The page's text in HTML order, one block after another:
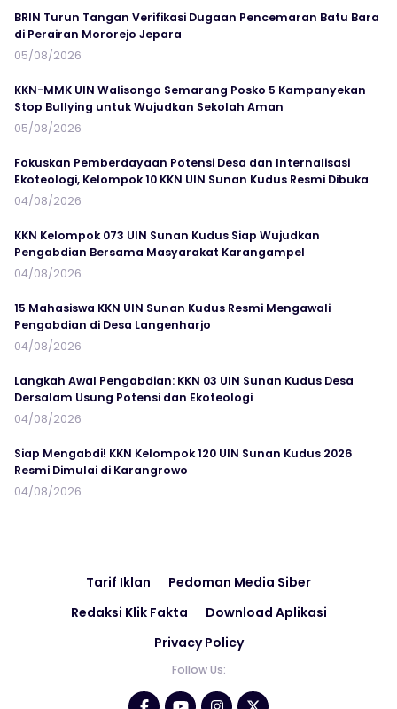
BRIN Turun Tangan Verifikasi Dugaan Pencemaran Batu Bara
di Perairan Mororejo Jepara
05/08/2026
KKN-MMK UIN Walisongo Semarang Posko 5 Kampanyekan
Stop Bullying untuk Wujudkan Sekolah Aman
05/08/2026
Fokuskan Pemberdayaan Potensi Desa dan Internalisasi
Ekoteologi, Kelompok 10 KKN UIN Sunan Kudus Resmi Dibuka
04/08/2026
KKN Kelompok 073 UIN Sunan Kudus Siap Wujudkan
Pengabdian Bersama Masyarakat Karangampel
04/08/2026
15 Mahasiswa KKN UIN Sunan Kudus Resmi Mengawali
Pengabdian di Desa Langenharjo
04/08/2026
Langkah Awal Pengabdian: KKN 03 UIN Sunan Kudus Desa
Dersalam Usung Potensi dan Ekoteologi
04/08/2026
Siap Mengabdi! KKN Kelompok 120 UIN Sunan Kudus 2026
Resmi Dimulai di Karangrowo
04/08/2026
Tarif Iklan
Pedoman Media Siber
Redaksi Klik Fakta
Download Aplikasi
Privacy Policy
Follow Us: